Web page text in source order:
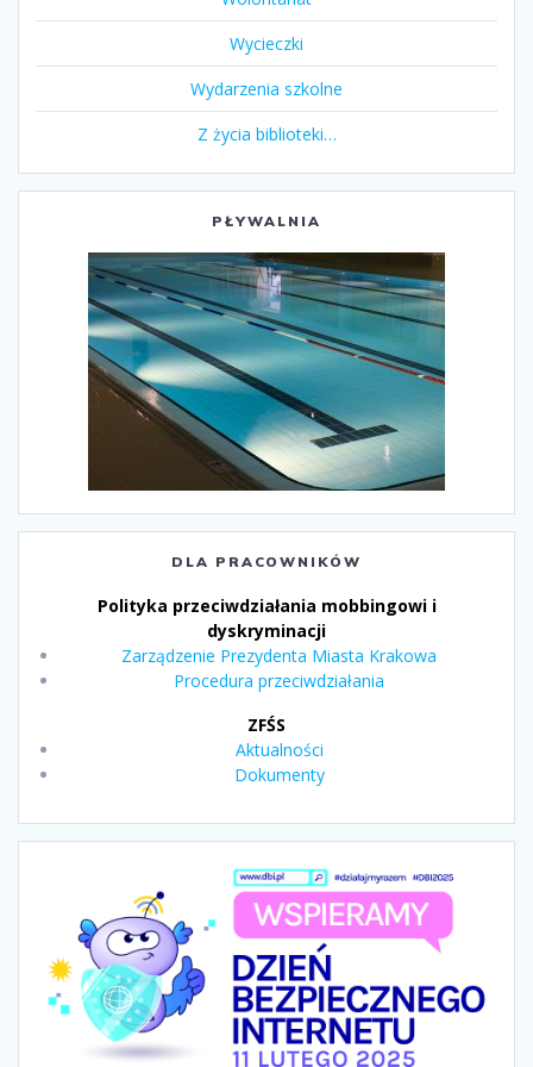
Wycieczki
Wydarzenia szkolne
Z życia biblioteki…
PŁYWALNIA
DLA PRACOWNIKÓW
Polityka przeciwdziałania mobbingowi i
dyskryminacji
Zarządzenie Prezydenta Miasta Krakowa
Procedura przeciwdziałania
ZFŚS
Aktualności
Dokumenty